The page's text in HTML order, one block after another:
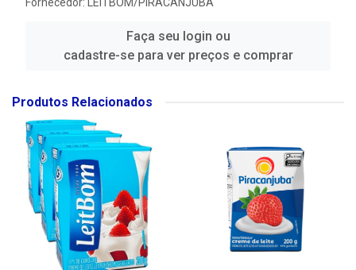
Faça seu login ou
cadastre-se para ver preços e comprar
Produtos Relacionados